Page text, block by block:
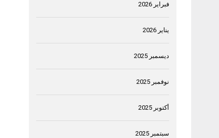
فبراير 2026
يناير 2026
ديسمبر 2025
نوفمبر 2025
أكتوبر 2025
سبتمبر 2025